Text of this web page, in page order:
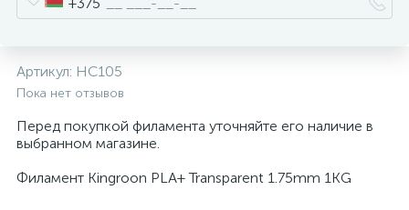
Артикул: HC105
Пока нет отзывов
Перед покупкой филамента уточняйте его наличие в
выбранном магазине.
Филамент Kingroon PLA+ Transparent 1.75mm 1KG